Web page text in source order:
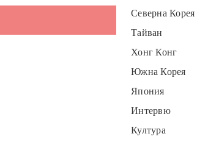
Северна Корея
Тайван
Хонг Конг
Южна Корея
Япония
Интервю
Култура